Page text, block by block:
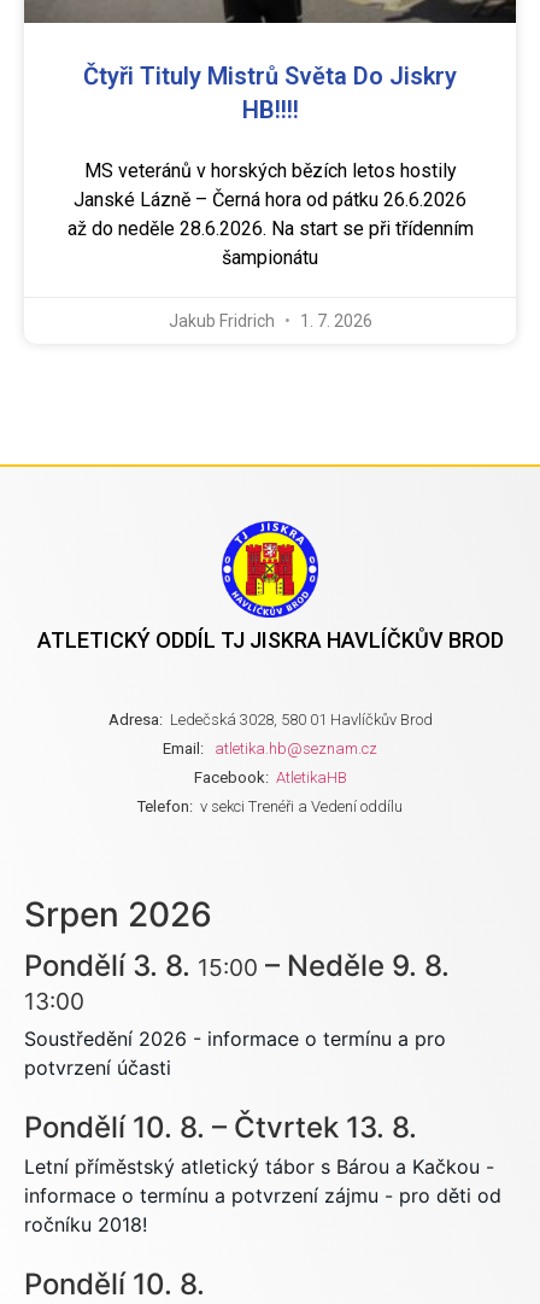
Čtyři Tituly Mistrů Světa Do Jiskry
HB!!!!
MS veteránů v horských bězích letos hostily
Janské Lázně – Černá hora od pátku 26.6.2026
až do neděle 28.6.2026. Na start se při třídenním
šampionátu
Jakub Fridrich 1. 7. 2026
ATLETICKÝ ODDÍL TJ JISKRA HAVLÍČKŮV BROD
Adresa: Ledečská 3028, 580 01 Havlíčkův Brod
Email:
atletika.hb@seznam.cz
Facebook: AtletikaHB
Telefon: v sekci Trenéři a Vedení oddílu
Srpen 2026
Pondělí 3. 8. 15:00 – Neděle 9. 8.
13:00
Soustředění 2026 - informace o termínu a pro
potvrzení účasti
Pondělí 10. 8. – Čtvrtek 13. 8.
Letní příměstský atletický tábor s Bárou a Kačkou -
informace o termínu a potvrzení zájmu - pro děti od
ročníku 2018!
Pondělí 10. 8.